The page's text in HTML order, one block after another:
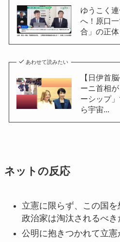
ゆうこく
へ！原口
合」の正
あわせて読みたい
【日伊首
ーニ首相
ーシップ
ら宇宙...
ネットの反応
立憲に限らず、この国
政治家は淘汰されるべき
公明に抱きつかれて立憲